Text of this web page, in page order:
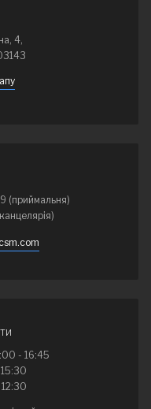
4,
(приймальня)
- 16:45